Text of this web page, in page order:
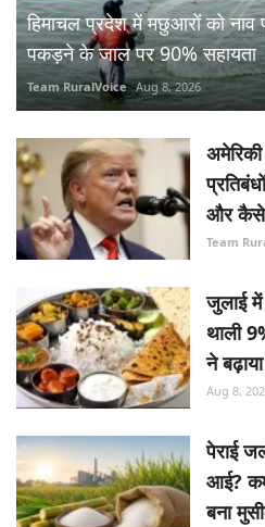
हिमाचल प्रदेश में मछुआरों को नाव
पकड़ने के जाल पर 90% सहायता
Team RuralVoice Aug 8, 2026
और कैसे
Team
जुलाई
थाली
ने
Aug 8,
पेराई
आई? कम
बना